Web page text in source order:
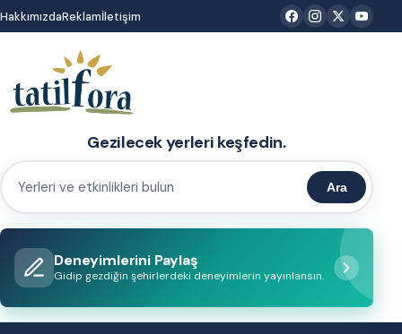
İçeriğe
atla
HakkımızdaReklamİletişim
Gezilecek yerleri keşfedin.
Yerleri
etkinlikleri
bulun
Ara
Deneyimlerini Paylaş
Gidip gezdiğin şehirlerdeki deneyimlerin yayınlansın.